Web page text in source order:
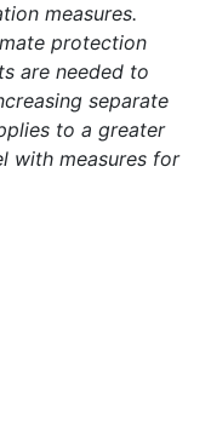
measures.
protection
are needed to
separate
to a greater
with measures for